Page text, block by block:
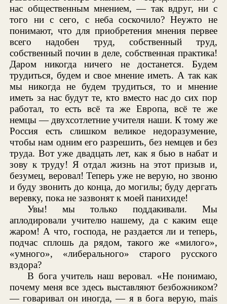
нас общественным мнением, — так вдруг, ни с
того ни с сего, с неба соскочило? Неужто не
понимают, что для приобретения мнения первее
всего надобен труд, собственный труд,
собственный почин в деле, собственная практика!
Даром никогда ничего не достанется. Будем
трудиться, будем и свое мнение иметь. А так как
мы никогда не будем трудиться, то и мнение
иметь за нас будут те, кто вместо нас до сих пор
работал, то есть всё та же Европа, всё те же
немцы — двухсотлетние учителя наши. К тому же
Россия есть слишком великое недоразумение,
чтобы нам одним его разрешить, без немцев и без
труда. Вот уже двадцать лет, как я бью в набат и
зову к труду! Я отдал жизнь на этот призыв и,
безумец, веровал! Теперь уже не верую, но звоню
и буду звонить до конца, до могилы; буду дергать
веревку, пока не зазвонят к моей панихиде!
Увы! мы только поддакивали. Мы
аплодировали учителю нашему, да с каким еще
жаром! А что, господа, не раздается ли и теперь,
подчас сплошь да рядом, такого же «милого»,
«умного», «либерального» старого русского
вздора?
В бога учитель наш веровал. «Не понимаю,
почему меня все здесь выставляют безбожником?
— говаривал он иногда, — я в бога верую, mais